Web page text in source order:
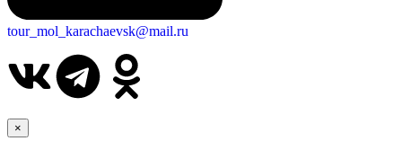
tour_mol_karachaevsk@mail.ru
×